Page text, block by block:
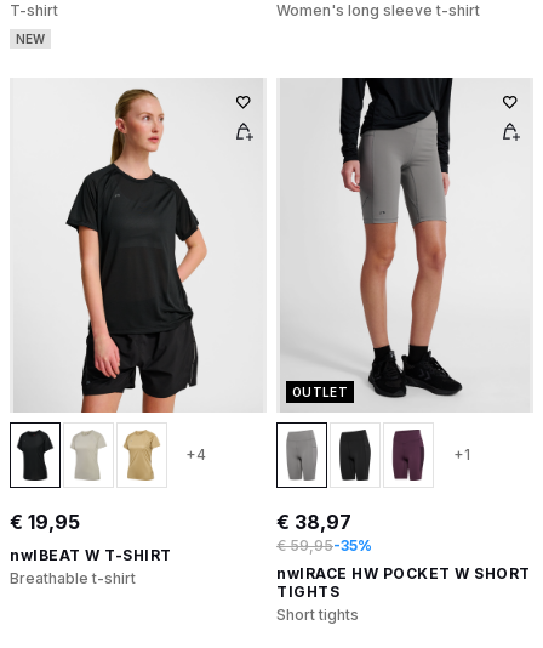
T-shirt
NEW
Women's long sleeve t-shirt
+4
€ 19,95
nwlBEAT W T-SHIRT
Breathable t-shirt
OUTLET
+1
€ 38,97
€ 59,95-35%
nwlRACE HW POCKET W SHORT
TIGHTS
Short tights